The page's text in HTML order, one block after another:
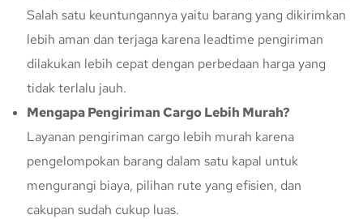
Salah satu keuntungannya yaitu barang yang dikirimkan
lebih aman dan terjaga karena leadtime pengiriman
dilakukan lebih cepat dengan perbedaan harga yang
tidak terlalu jauh.
Mengapa Pengiriman Cargo Lebih Murah?
Layanan pengiriman cargo lebih murah karena
pengelompokan barang dalam satu kapal untuk
mengurangi biaya, pilihan rute yang efisien, dan
cakupan sudah cukup luas.